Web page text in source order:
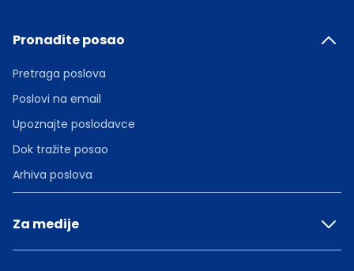
Pronađite posao
Pretraga poslova
Poslovi na email
Upoznajte poslodavce
Dok tražite posao
Arhiva poslova
Za medije